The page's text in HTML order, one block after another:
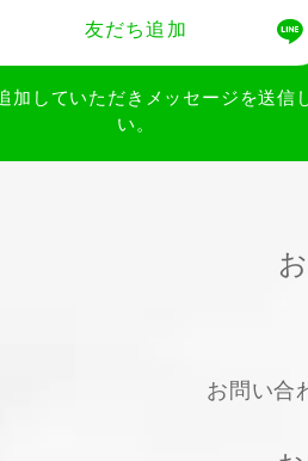
友だち追加
加していただきメッセージを送信
い。
お問い合